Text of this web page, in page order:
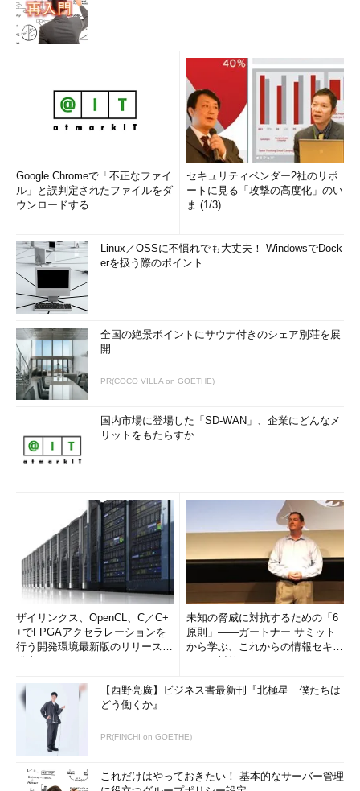
Google Chromeで「不正なファイ
ル」と誤判定されたファイルをダ
ウンロードする
セキュリティベンダー2社のリポ
ートに見る「攻撃の高度化」のい
ま (1/3)
Linux／OSSに不慣れでも大丈夫！ WindowsでDock
erを扱う際のポイント
全国の絶景ポイントにサウナ付きのシェア別荘を展
開
PR(COCO VILLA on GOETHE)
国内市場に登場した「SD-WAN」、企業にどんなメ
リットをもたらすか
ザイリンクス、OpenCL、C／C+
+でFPGAアクセラレーションを
行う開発環境最新版のリリースを
未知の脅威に対抗するための「6
原則」――ガートナー サミット
から学ぶ、これからの情報セキュ
【西野亮廣】ビジネス書最新刊『北極星 僕たちは
どう働くか』
PR(FINCHI on GOETHE)
これだけはやっておきたい！ 基本的なサーバー管理